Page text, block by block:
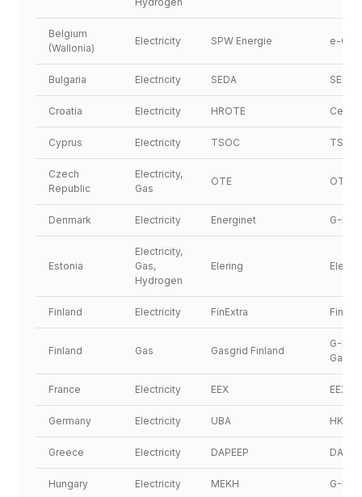
Belgium
(Wallonia)
Electricity SPW Energie e-
Bulgaria Electricity SEDA SEDA
Croatia Electricity HROTE
Cyprus Electricity TSOC TSO-
Czech
Republic
Electricity,
Gas
OTE OTE
Denmark Electricity Energinet G-
Estonia
Electricity,
Gas,
Hydrogen
Elering Elering
Finland Electricity FinExtra
Finland Gas Gasgrid Finland
G-
Gas
France Electricity EEX EEX
Germany Electricity UBA HKNR
Greece Electricity DAPEEP
Hungary Electricity MEKH G-